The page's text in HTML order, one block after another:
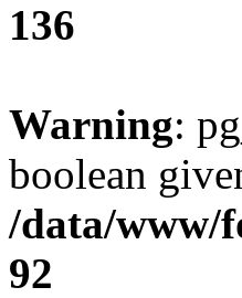
136
Warning:
boolean
/data/www/
92